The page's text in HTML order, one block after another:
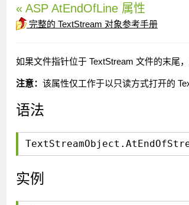
« ASP AtEndOfLine 属性
完整的 TextStream 对象参考手册
如果文件指针位于 TextStream 文件的末尾
注意： 该属性仅工作于以只读方式打开的
语法
实例